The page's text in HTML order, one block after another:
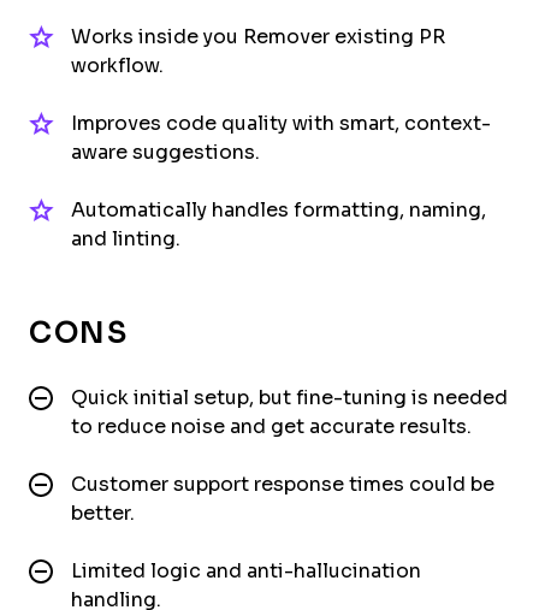
Works inside you Remover existing PR
workflow.
Improves code quality with smart, context-
aware suggestions.
Automatically handles formatting, naming,
and linting.
CONS
Quick initial setup, but fine-tuning is needed
to reduce noise and get accurate results.
Customer support response times could be
better.
Limited logic and anti-hallucination
handling.